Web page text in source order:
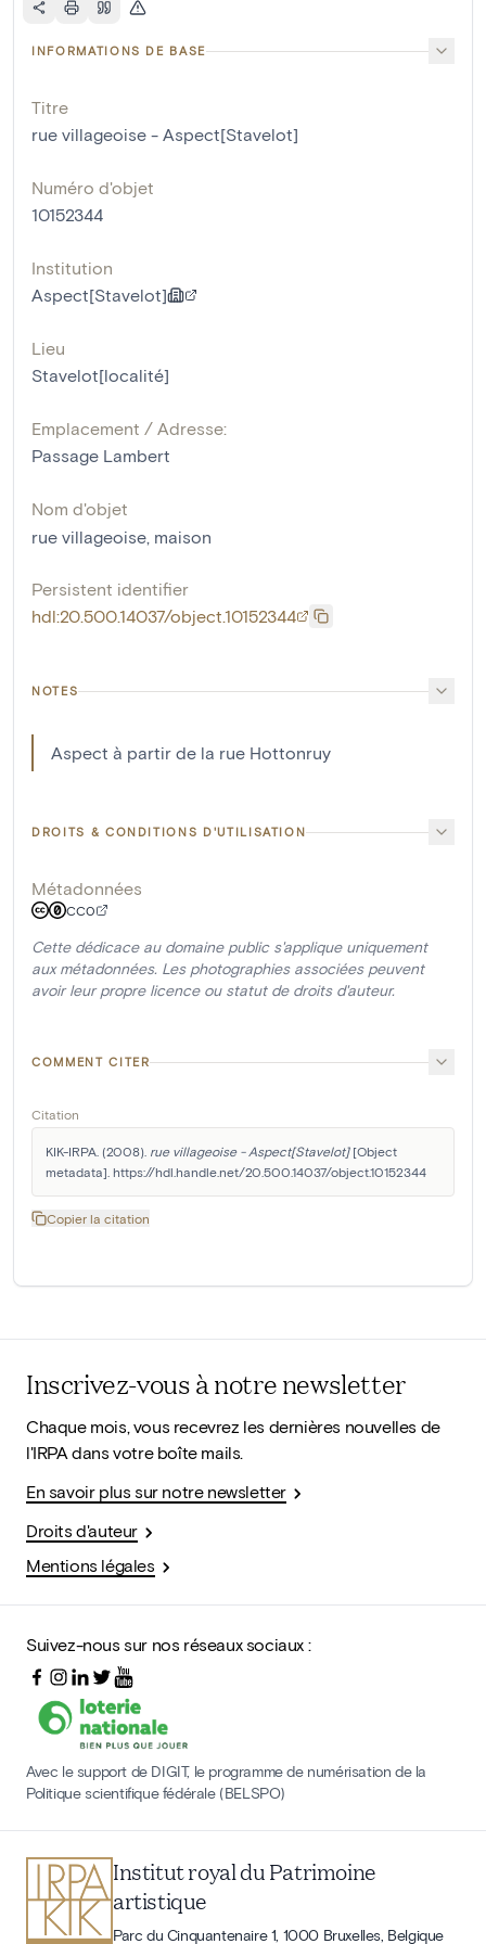
INFORMATIONS DE BASE
Titre
rue villageoise - Aspect[Stavelot]
Numéro d'objet
10152344
Institution
Aspect[Stavelot]
Lieu
Stavelot[localité]
Emplacement / Adresse:
Passage Lambert
Nom d'objet
rue villageoise, maison
Persistent identifier
hdl:20.500.14037/object.10152344
NOTES
Aspect à partir de la rue Hottonruy
DROITS & CONDITIONS D'UTILISATION
Métadonnées
CC0
Cette dédicace au domaine public s'applique uniquement
aux métadonnées. Les photographies associées peuvent
avoir leur propre licence ou statut de droits d'auteur.
COMMENT CITER
Citation
KIK-IRPA. (2008). rue villageoise - Aspect[Stavelot] [Object
metadata]. https://hdl.handle.net/20.500.14037/object.10152344
Copier la citation
Inscrivez-vous à notre newsletter
Chaque mois, vous recevrez les dernières nouvelles de
l'IRPA dans votre boîte mails.
En savoir plus sur notre newsletter
Droits d'auteur
Mentions légales
Suivez-nous sur nos réseaux sociaux :
Avec le support de DIGIT, le programme de numérisation de la
Politique scientifique fédérale (BELSPO)
Institut royal du Patrimoine
artistique
Parc du Cinquantenaire 1, 1000 Bruxelles, Belgique